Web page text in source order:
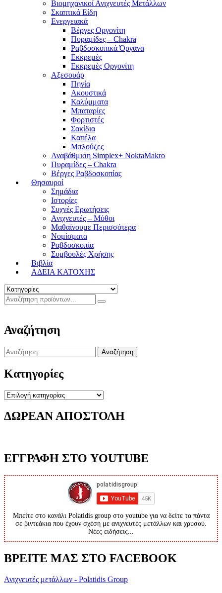
Βιομηχανικοί Ανιχνευτές Μετάλλων
Σκαπτικά Είδη
Ενεργειακά
Βέργες Οργονίτη
Πυραμίδες – Chakra
Ραβδοσκοπικά Όργανα
Εκκρεμές
Εκκρεμές Οργονίτη
Αξεσουάρ
Πηνία
Ακουστικά
Καλύμματα
Μπαταρίες
Φορτιστές
Σακίδια
Καπέλα
Μπλούζες
Αναβάθμιση Simplex+ NoktaMakro
Πυραμίδες – Chakra
Βέργες Ραβδοσκοπίας
Θησαυροί
Σημάδια
Ιστορίες
Συχνές Ερωτήσεις
Ανιχνευτές – Μύθοι
Μαθαίνουμε Περισσότερα
Νομίσματα
Ραβδοσκοπία
Συμβουλές Χρήσης
Βιβλία
ΑΔΕΙΑ ΚΑΤΟΧΗΣ
Αναζήτηση
Search
for:
Κατηγορίες
Κατηγορίες
ΔΩΡΕΑΝ ΑΠΟΣΤΟΛΗ
ΕΓΓΡΑΦΗ ΣΤΟ YOUTUBE
Μπείτε στο κανάλι Polatidis group στο youtube για να δείτε τα πάντα
σε βιντεάκια που έχουν σχέση με ανιχνευτές μετάλλων και χρυσού.
Νέες ειδήσεις...
ΒΡΕΙΤΕ ΜΑΣ ΣΤΟ FACEBOOK
Ανιχνευτές μετάλλων - Polatidis Group